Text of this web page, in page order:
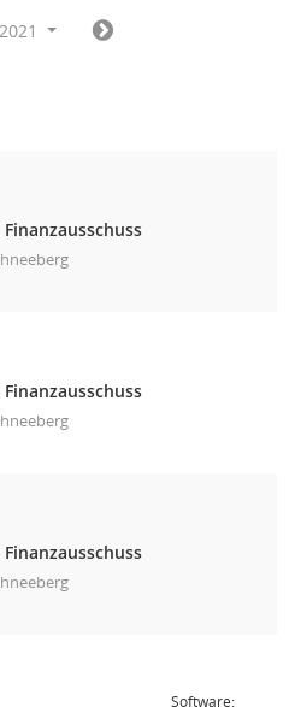
2021
Software: